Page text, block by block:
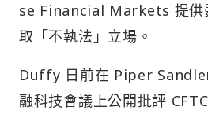
se Financial Markets 提供
取「不執法」立場。
Duffy 日前在 Piper
融科技會議上公開批評